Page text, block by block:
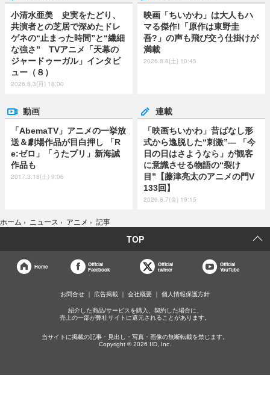
小清水亜美 史実をたどり、
共演者との芝居で深めたドレ
ゲネの“止まった時間”と“繊細
な強さ” TVアニメ「天幕の
ジャードゥーガル」インタビ
ュー（８）
2026.8.3(月) 18:00
映画「ちいかわ」は大人もハ
マる傑作!「原作は東野圭
吾?」の声も飛び交う仕掛けが
満載
2026.8.8(土) 10:45
動画
「AbemaTV」アニメの一挙放
送＆劇場作品が目白押し 「R
e:ゼロ」「うたプリ」新海誠
作品も
2017.3.18(土) 9:06
連載
「映画ちいかわ」昔ばなし形
式から逸脱した“刺激”― 「今
日の日はさようなら」が観客
に意識させる物語の“裂け
目”【藤津亮太のアニメの門V
133回】
2026.8.7(金) 19:15
ホーム › ニュース › アニメ › 記事
TOP
Home
Official
Facebook
Official
twitter
Official
YouTube
お問合せ 広告掲載 会社概要 個人情報保護方針
紹介した商品/サービスを購入、契約した場合に、
売上の一部が弊社サイトに還元されることがあります。
当サイトに掲載の記事・見出し・写真・画像の無断転載を禁じます。
Copyright © 2026 IID, Inc.